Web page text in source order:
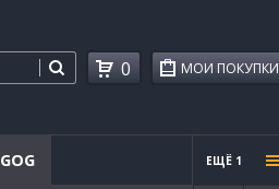
МОИ ПОКУПКИ
0
GOG ЕЩЁ 1